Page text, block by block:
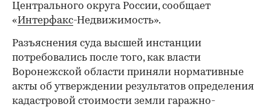
Центрального округа России, сообщает
«Интерфакс-Недвижимость».
Разъяснения суда высшей инстанции
потребовались после того, как власти
Воронежской области приняли нормативные
акты об утверждении результатов определения
кадастровой стоимости земли гаражно-